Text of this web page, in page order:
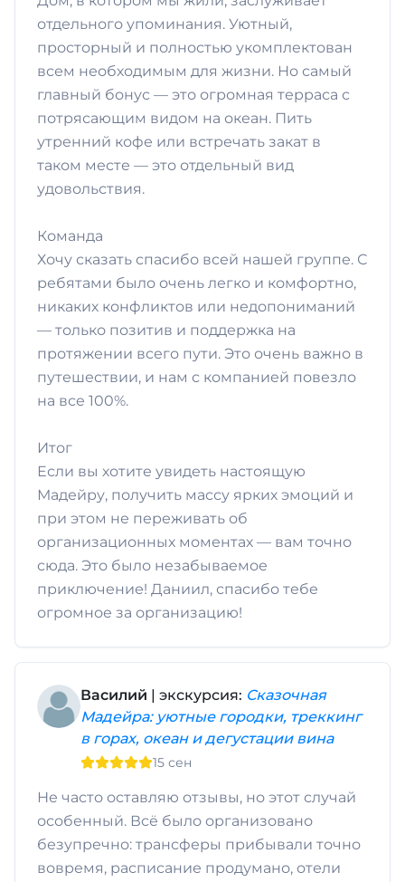
отдельного упоминания. Уютный,
просторный и полностью укомплектован
всем необходимым для жизни. Но самый
главный бонус — это огромная терраса с
потрясающим видом на океан. Пить
утренний кофе или встречать закат в
таком месте — это отдельный вид
удовольствия.
​Команда
Хочу сказать спасибо всей нашей группе. С
ребятами было очень легко и комфортно,
никаких конфликтов или недопониманий
— только позитив и поддержка на
протяжении всего пути. Это очень важно в
путешествии, и нам с компанией повезло
на все 100%.
​Итог
Если вы хотите увидеть настоящую
Мадейру, получить массу ярких эмоций и
при этом не переживать об
организационных моментах — вам точно
сюда. Это было незабываемое
приключение! Даниил, спасибо тебе
огромное за организацию!
Василий | экскурсия: Сказочная
Мадейра: уютные городки, треккинг
в горах, океан и дегустации вина
15 сен
Не часто оставляю отзывы, но этот случай
особенный. Всё было организовано
безупречно: трансферы прибывали точно
вовремя, расписание продумано, отели